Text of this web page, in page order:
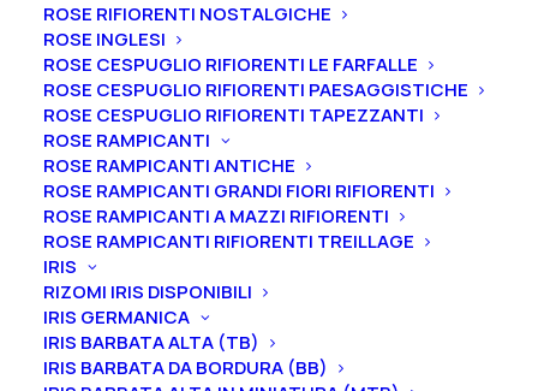
ROSE RIFIORENTI NOSTALGICHE
ROSE INGLESI
ROSE CESPUGLIO RIFIORENTI LE FARFALLE
ROSE CESPUGLIO RIFIORENTI PAESAGGISTICHE
ROSE CESPUGLIO RIFIORENTI TAPEZZANTI
ROSE RAMPICANTI
ROSE RAMPICANTI ANTICHE
ROSE RAMPICANTI GRANDI FIORI RIFIORENTI
ROSE RAMPICANTI A MAZZI RIFIORENTI
ROSE RAMPICANTI RIFIORENTI TREILLAGE
IRIS
RIZOMI IRIS DISPONIBILI
IRIS GERMANICA
IRIS BARBATA ALTA (TB)
IRIS BARBATA DA BORDURA (BB)
Home Peonie
Peonie specie botaniche
Peonie officinalis
Peonia Officinalis “Anemoniflora”
Peonia Officinalis
“Anemoniflora”